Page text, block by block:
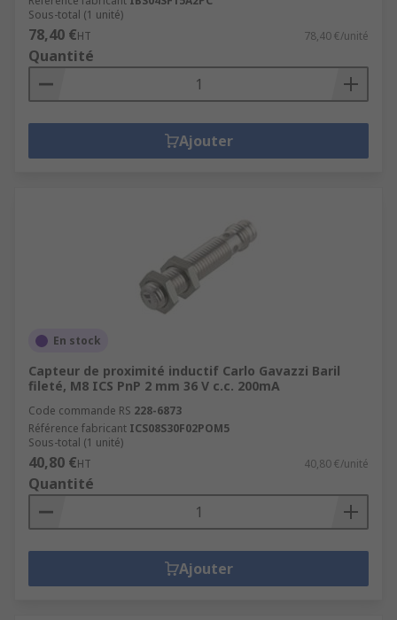
Sous-total (1 unité)
78,40 €HT 78,40 €/unité
Quantité
Ajouter
En stock
Capteur de proximité inductif Carlo Gavazzi Baril
fileté, M8 ICS PnP 2 mm 36 V c.c. 200mA
Code commande RS 228-6873
Référence fabricant ICS08S30F02POM5
Sous-total (1 unité)
40,80 €HT 40,80 €/unité
Quantité
Ajouter